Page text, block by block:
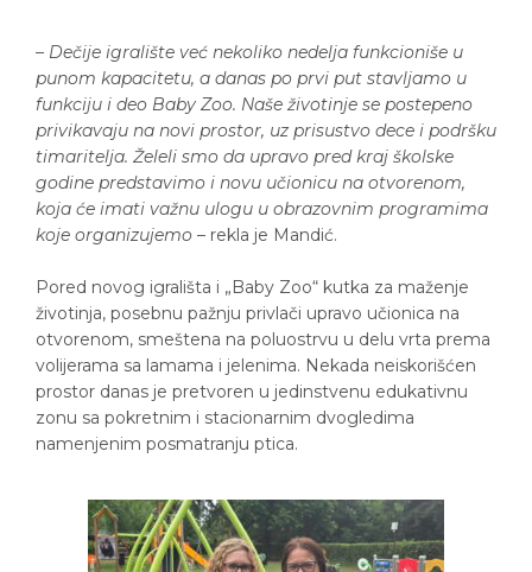
– Dečije igralište već nekoliko nedelja funkcioniše u
punom kapacitetu, a danas po prvi put stavljamo u
funkciju i deo Baby Zoo. Naše životinje se postepeno
privikavaju na novi prostor, uz prisustvo dece i podršku
timaritelja. Želeli smo da upravo pred kraj školske
godine predstavimo i novu učionicu na otvorenom,
koja će imati važnu ulogu u obrazovnim programima
koje organizujemo – rekla je Mandić.
Pored novog igrališta i „Baby Zoo“ kutka za maženje
životinja, posebnu pažnju privlači upravo učionica na
otvorenom, smeštena na poluostrvu u delu vrta prema
volijerama sa lamama i jelenima. Nekada neiskorišćen
prostor danas je pretvoren u jedinstvenu edukativnu
zonu sa pokretnim i stacionarnim dvogledima
namenjenim posmatranju ptica.